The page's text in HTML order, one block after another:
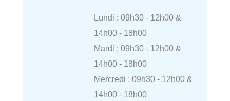
Lundi : 09h30 - 12h00 &
14h00 - 18h00
Mardi : 09h30 - 12h00 &
14h00 - 18h00
Mercredi : 09h30 - 12h00 &
14h00 - 18h00